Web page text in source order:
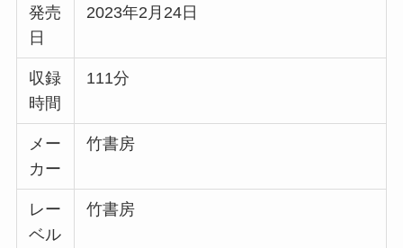
発売
日
2023年2月24日
収録
時間
111分
メー
カー
竹書房
レー
ベル
竹書房